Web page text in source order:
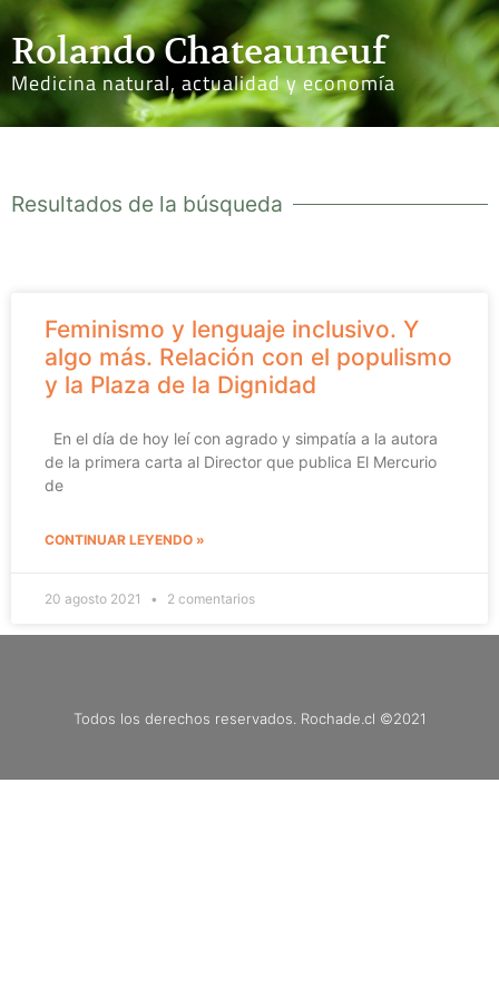
Rolando Chateauneuf
Medicina natural, actualidad y economía
Resultados de la búsqueda
Feminismo y lenguaje inclusivo. Y
algo más. Relación con el populismo
y la Plaza de la Dignidad
En el día de hoy leí con agrado y simpatía a la autora
de la primera carta al Director que publica El Mercurio
de
CONTINUAR LEYENDO »
20 agosto 2021 2 comentarios
Todos los derechos reservados. Rochade.cl ©2021